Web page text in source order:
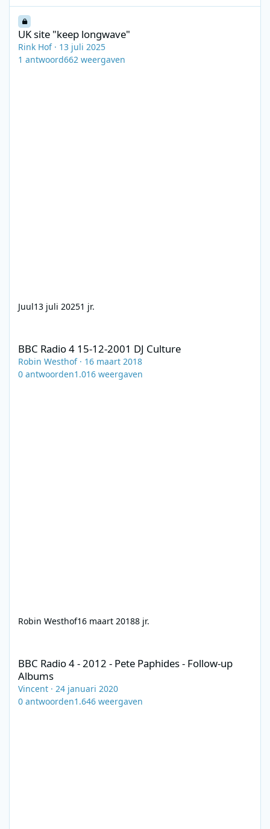
UK site "keep longwave"
Rink Hof· 13 juli 2025
1 antwoord662 weergaven
Juul13 juli 20251 jr.
BBC Radio 4 15-12-2001 DJ Culture
Robin Westhof· 16 maart 2018
0 antwoorden1.016 weergaven
Robin Westhof16 maart 20188 jr.
BBC Radio 4 - 2012 - Pete Paphides - Follow-up
Albums
Vincent · 24 januari 2020
0 antwoorden1.646 weergaven